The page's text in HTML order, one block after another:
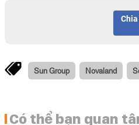
Chia
Sun Group Novaland
Có thể bạn quan